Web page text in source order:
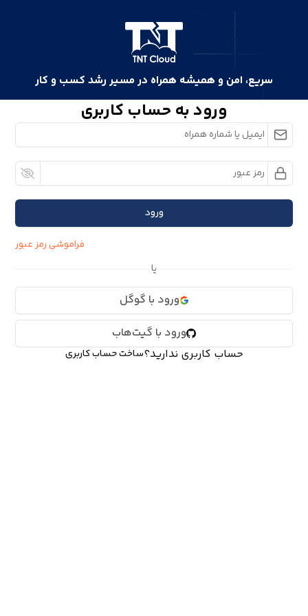
ورود به حساب کاربری
ورود
فراموشی رمز عبور
ورود با گوگل
ورود با گیت‌هاب
حساب کاربری ندارید؟ساخت حساب کاربری
سریع، امن و همیشه همراه در مسیر رشد کسب و کار